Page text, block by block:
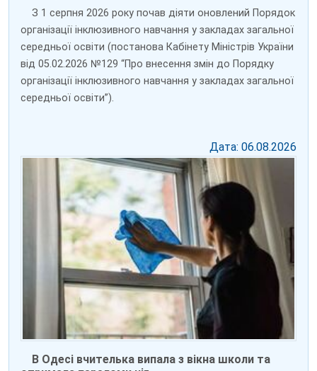
З 1 серпня 2026 року почав діяти оновлений Порядок
організації інклюзивного навчання у закладах загальної
середньої освіти (постанова Кабінету Міністрів України
від 05.02.2026 №129 “Про внесення змін до Порядку
організації інклюзивного навчання у закладах загальної
середньої освіти”).
Дата: 06.08.2026
В Одесі вчителька випала з вікна школи та